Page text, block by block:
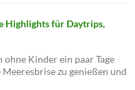
Highlights für Daytrips,
Kinder ein paar Tage
zu genießen und